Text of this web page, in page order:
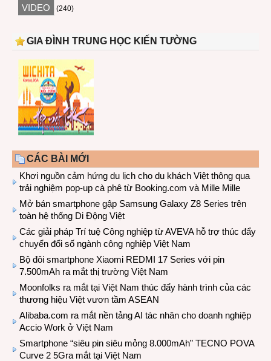
VIDEO (240)
GIA ĐÌNH TRUNG HỌC KIẾN TƯỜNG
CÁC BÀI MỚI
Khơi nguồn cảm hứng du lịch cho du khách Việt thông qua
trải nghiệm pop-up cà phê từ Booking.com và Mille Mille
Mở bán smartphone gập Samsung Galaxy Z8 Series trên
toàn hệ thống Di Động Việt
Các giải pháp Trí tuệ Công nghiệp từ AVEVA hỗ trợ thúc đẩy
chuyển đổi số ngành công nghiệp Việt Nam
Bộ đôi smartphone Xiaomi REDMI 17 Series với pin
7.500mAh ra mắt thị trường Việt Nam
Moonfolks ra mắt tại Việt Nam thúc đẩy hành trình của các
thương hiệu Việt vươn tầm ASEAN
Alibaba.com ra mắt nền tảng AI tác nhân cho doanh nghiệp
Accio Work ở Việt Nam
Smartphone “siêu pin siêu mỏng 8.000mAh” TECNO POVA
Curve 2 5Gra mắt tại Việt Nam